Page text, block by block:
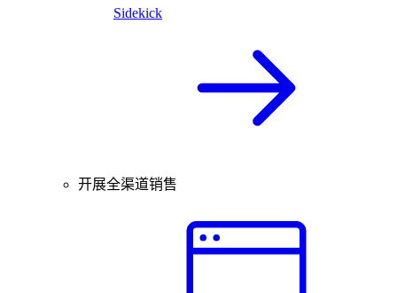
Sidekick
开展全渠道销售